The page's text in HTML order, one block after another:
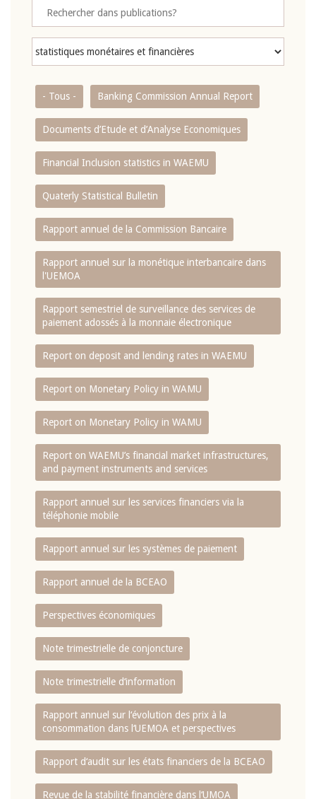
- Tous - Banking Commission Annual Report
Documents d’Etude et d’Analyse Economiques
Financial Inclusion statistics in WAEMU
Quaterly Statistical Bulletin
Rapport annuel de la Commission Bancaire
Rapport annuel sur la monétique interbancaire dans
l'UEMOA
Rapport semestriel de surveillance des services de
paiement adossés à la monnaie électronique
Report on deposit and lending rates in WAEMU
Report on Monetary Policy in WAMU
Report on Monetary Policy in WAMU
Report on WAEMU’s financial market infrastructures,
and payment instruments and services
Rapport annuel sur les services financiers via la
téléphonie mobile
Rapport annuel sur les systèmes de paiement
Rapport annuel de la BCEAO
Perspectives économiques
Note trimestrielle de conjoncture
Note trimestrielle d‘information
Rapport annuel sur l‘évolution des prix à la
consommation dans l‘UEMOA et perspectives
Rapport d‘audit sur les états financiers de la BCEAO
Revue de la stabilité financière dans l‘UMOA